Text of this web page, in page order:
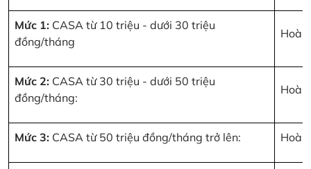
Mức 1: CASA từ 10 triệu - dưới 30 triệu
đồng/tháng
Mức 2: CASA từ 30 triệu - dưới 50 triệu
đồng/tháng:
Mức 3: CASA từ 50 triệu đồng/tháng trở lên: